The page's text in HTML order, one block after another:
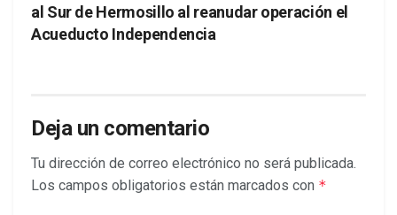
al Sur de Hermosillo al reanudar operación el
Acueducto Independencia
Deja un comentario
Tu dirección de correo electrónico no será publicada.
Los campos obligatorios están marcados con *